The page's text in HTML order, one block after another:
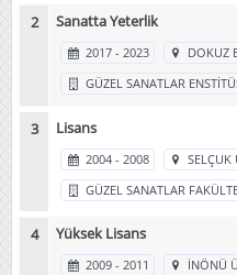
Sanatta Yeterlik
2017 - 2023
DOKUZ
GÜZEL SANATLAR
Lisans
2004 - 2008
SELÇUK
GÜZEL SANATLAR
Yüksek Lisans
2009 - 2011
İNÖNÜ